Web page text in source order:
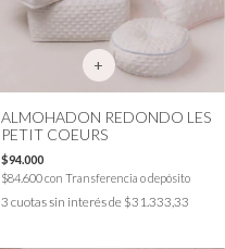
ALMOHADON REDONDO LES
PETIT COEURS
$94.000
$84.600con Transferencia o depósito
3 cuotas sin interés de $31.333,33